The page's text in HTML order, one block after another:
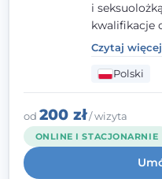
i
kwalifikacje
Pracuję w
metody o
Towarzyszę
radzeniu
Czytaj więcej
Polski
od 200 zł/ wizyta
ONLINE I STACJONARNIE